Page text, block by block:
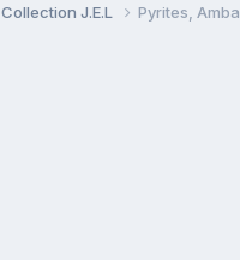
Collection J.E.L Pyrites,